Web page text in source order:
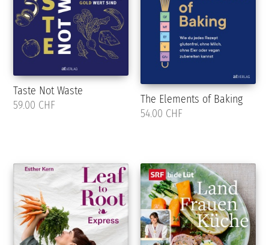
Taste Not Waste
59.00 CHF
The Elements of Baking
54.00 CHF